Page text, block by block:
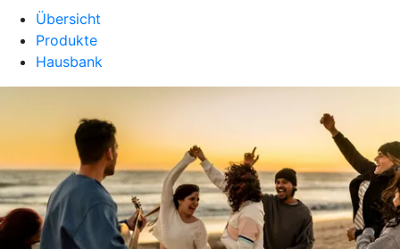
Übersicht
Produkte
Hausbank